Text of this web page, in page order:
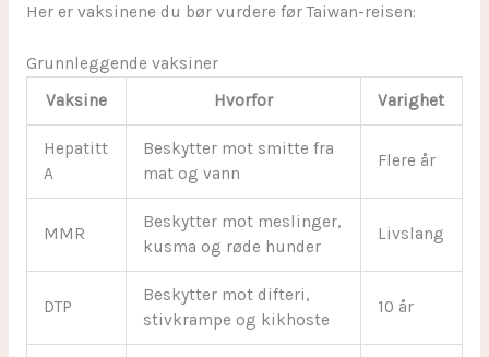
Her er vaksinene du bør vurdere før Taiwan-reisen:
Grunnleggende vaksiner
Vaksine
Hvorfor Varighet
Hepatitt
A
Beskytter mot smitte fra
mat og vann
Flere år
MMR
Beskytter mot meslinger,
kusma og røde hunder
Livslang
DTP
Beskytter mot difteri,
stivkrampe og kikhoste
10 år